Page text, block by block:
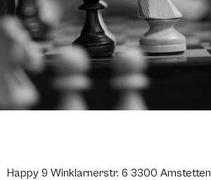
Happy 9 Winklarnerstr. 6 3300 Amstetten